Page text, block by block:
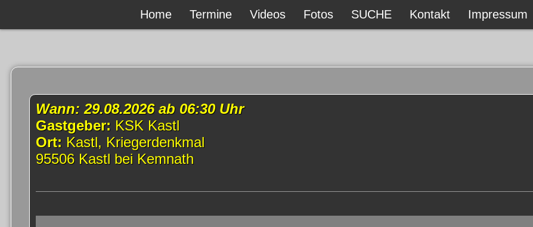
Home Termine Videos Fotos SUCHE Kontakt Impressum
Wann: 29.08.2026 ab 06:30 Uhr
Gastgeber: KSK Kastl
Ort: Kastl, Kriegerdenkmal
95506 Kastl bei Kemnath